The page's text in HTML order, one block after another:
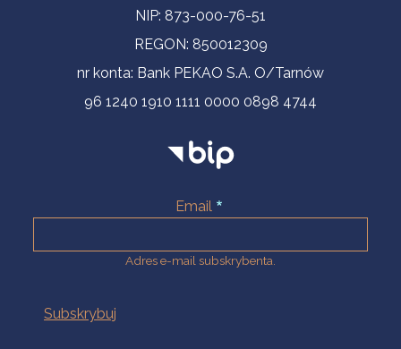
NIP: 873-000-76-51
REGON: 850012309
nr konta: Bank PEKAO S.A. O/Tarnów
96 1240 1910 1111 0000 0898 4744
Email
Adres e-mail subskrybenta.